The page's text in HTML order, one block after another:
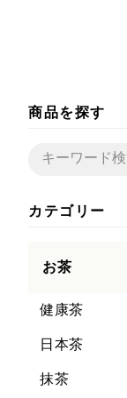
商品を探す
カテゴリー
お茶
健康茶
日本茶
抹茶